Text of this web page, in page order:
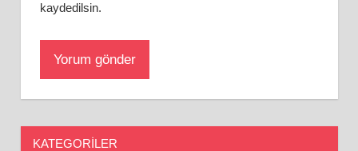
kaydedilsin.
KATEGORILER